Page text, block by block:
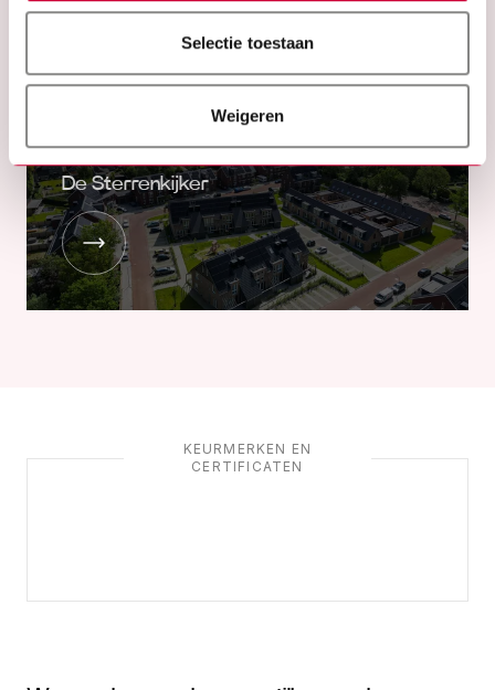
Selectie toestaan
Weigeren
Meesterlijke transformaties
door onze kunstenaars
Bekijk alle meesterwerken
De Sterrenkijker
KEURMERKEN EN
CERTIFICATEN